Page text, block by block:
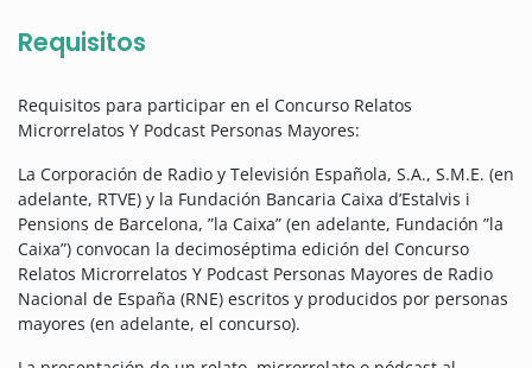
Requisitos
Requisitos para participar en el Concurso Relatos
Microrrelatos Y Podcast Personas Mayores:
La Corporación de Radio y Televisión Española, S.A., S.M.E. (en
adelante, RTVE) y la Fundación Bancaria Caixa d’Estalvis i
Pensions de Barcelona, ”la Caixa” (en adelante, Fundación ”la
Caixa”) convocan la decimoséptima edición del Concurso
Relatos Microrrelatos Y Podcast Personas Mayores de Radio
Nacional de España (RNE) escritos y producidos por personas
mayores (en adelante, el concurso).